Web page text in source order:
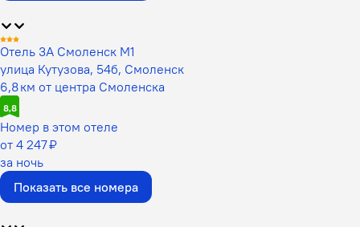
Отель 3А Смоленск М1
улица Кутузова, 54б, Смоленск
6,8 км от центра Смоленска
8,8
Номер в этом отеле
от 4 247 ₽
за ночь
Показать все номера